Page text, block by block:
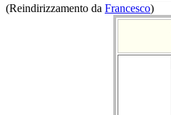
(Reindirizzamento da Francesco)